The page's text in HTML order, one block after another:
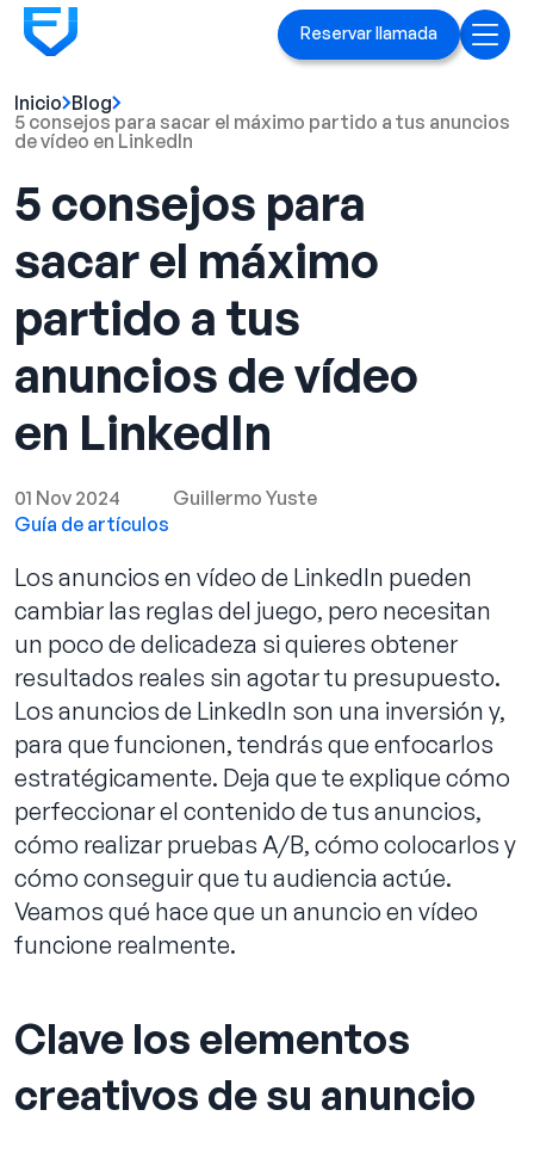
Reservar llamada
Inicio
Servicios
Anuncios en Linked[ln]
Marca ejecutiva
Blog
Playbook
Casos prácticos
Reservar llamada
Inicio Blog
5 consejos para sacar el máximo partido a tus anuncios
de vídeo en LinkedIn
5 consejos para
sacar el máximo
partido a tus
anuncios de vídeo
en LinkedIn
01 Nov 2024
Guillermo Yuste
Guía de artículos
Los anuncios en vídeo de LinkedIn pueden
cambiar las reglas del juego, pero necesitan
un poco de delicadeza si quieres obtener
resultados reales sin agotar tu presupuesto.
Los anuncios de LinkedIn son una inversión y,
para que funcionen, tendrás que enfocarlos
estratégicamente. Deja que te explique cómo
perfeccionar el contenido de tus anuncios,
cómo realizar pruebas A/B, cómo colocarlos y
cómo conseguir que tu audiencia actúe.
Veamos qué hace que un anuncio en vídeo
funcione realmente.
Clave los elementos
creativos de su anuncio